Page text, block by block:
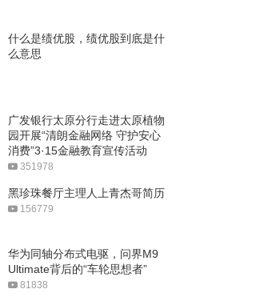
什么是绩优股，绩优股到底是什
么意思
广发银行太原分行走进太原植物
园开展“清朗金融网络 守护安心
消费”3·15金融教育宣传活动
351978
黑珍珠餐厅主理人上青杰哥简历
156779
华为同轴分布式电驱，问界M9
Ultimate背后的“车轮思想者”
81838